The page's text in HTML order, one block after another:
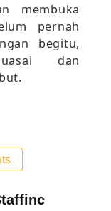
membuka
pernah
begitu,
dan